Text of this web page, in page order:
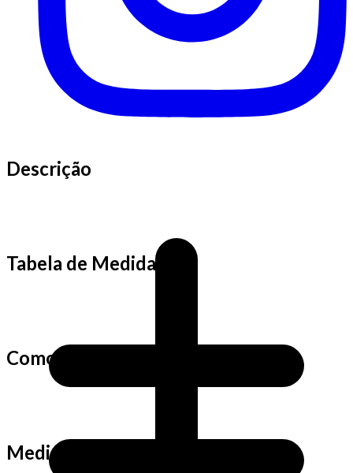
Descrição
Tabela de Medidas
Como fazemos as medidas?
Medidas da Cris